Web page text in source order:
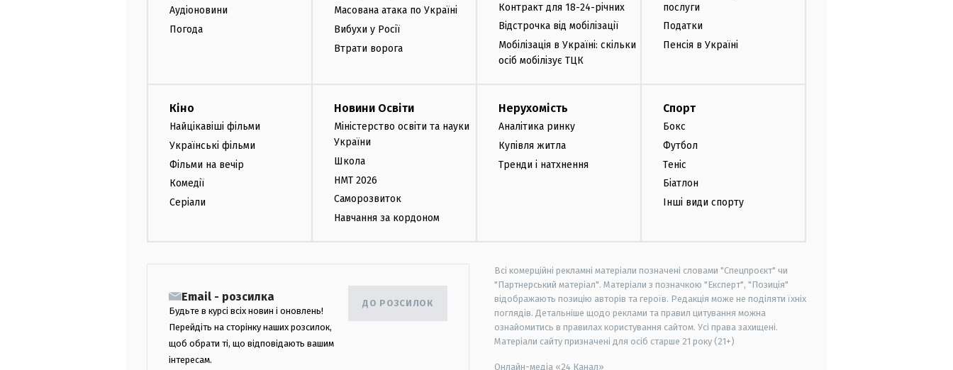
Аудіоновини
Погода
Масована атака по Україні
Вибухи у Росії
Втрати ворога
Контракт для 18-24-річних
Відстрочка від мобілізації
Мобілізація в Україні: скільки
осіб мобілізує ТЦК
послуги
Податки
Пенсія в Україні
Кіно
Найцікавіші фільми
Українські фільми
Фільми на вечір
Комедії
Серіали
Новини Освіти
Міністерство освіти та науки
України
Школа
НМТ 2026
Саморозвиток
Навчання за кордоном
Нерухомість
Аналітика ринку
Купівля житла
Тренди і натхнення
Спорт
Бокс
Футбол
Теніс
Біатлон
Інші види спорту
Email - розсилка
Будьте в курсі всіх новин і оновлень!
Перейдіть на сторінку наших розсилок,
щоб обрати ті, що відповідають вашим
інтересам.
ДО РОЗСИЛОК
Всі комерційні рекламні матеріали позначені словами "Спецпроєкт" чи
"Партнерський матеріал". Матеріали з позначкою "Експерт", "Позиція"
відображають позицію авторів та героїв. Редакція може не поділяти їхніх
поглядів. Детальніше щодо реклами та правил цитування можна
ознайомитись в правилах користування сайтом. Усі права захищені.
Матеріали сайту призначені для осіб старше 21 року (21+)
Онлайн-медіа «24 Канал»